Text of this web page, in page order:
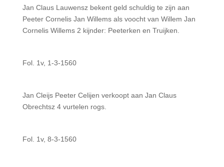
Jan Claus Lauwensz bekent geld schuldig te zijn aan
Peeter Cornelis Jan Willems als voocht van Willem Jan
Cornelis Willems 2 kijnder: Peeterken en Truijken.
Fol. 1v, 1-3-1560
Jan Cleijs Peeter Celijen verkoopt aan Jan Claus
Obrechtsz 4 vurtelen rogs.
Fol. 1v, 8-3-1560